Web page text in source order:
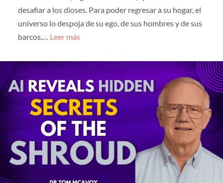
desafiar a los dioses. Para poder regresar a su hogar, el
universo lo despoja de su ego, de sus hombres y de sus
barcos.… Leer más